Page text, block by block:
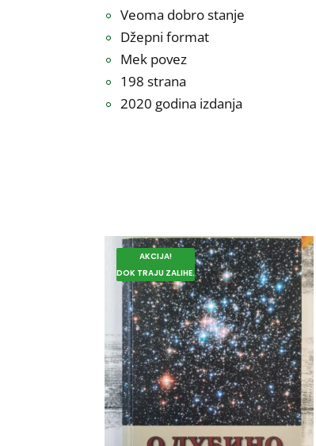
Veoma dobro stanje
Džepni format
Mek povez
198 strana
2020 godina izdanja
AKCIJA!
DOK TRAJU ZALIHE.